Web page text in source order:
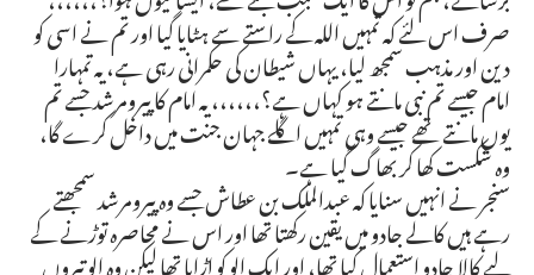
صرف اس لئے کہ تمہیں اللہ کے راستے سے ہٹایا گیا اور تم نے اسی کو
دین اور مذہب سمجھ لیا، یہاں شیطان کی حکمرانی رہی ہے، یہ تمہارا
امام جیسے تم نبی مانتے ہو کہاں ہے؟،،،،،، یہ امام کا پیرومرشد جسے تم
یوں مانتے تھے جیسے وہی تمہیں اگلے جہان جنت میں داخل کرے گا،
وہ شکست کھا کر بھاگ گیا ہے۔
سنجر نے انہیں سنایا کہ عبدالملک بن عطاش جسے وہ پیرومرشد سمجھتے
رہے ہیں کالے جادو میں یقین رکھتا تھا اور اس نے محاصرہ توڑنے کے
لیے کالا جادو استعمال کیا تھا، اور ایک الو کو اڑایا تھا لیکن وہ الو تیروں